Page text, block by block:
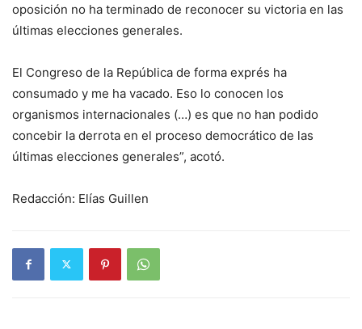
oposición no ha terminado de reconocer su victoria en las
últimas elecciones generales.
El Congreso de la República de forma exprés ha
consumado y me ha vacado. Eso lo conocen los
organismos internacionales (…) es que no han podido
concebir la derrota en el proceso democrático de las
últimas elecciones generales”, acotó.
Redacción: Elías Guillen